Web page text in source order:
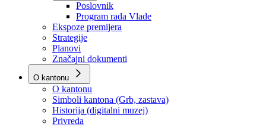
Poslovnik
Program rada Vlade
Ekspoze premijera
Strategije
Planovi
Značajni dokumenti
O kantonu
O kantonu
Simboli kantona (Grb, zastava)
Historija (digitalni muzej)
Privreda